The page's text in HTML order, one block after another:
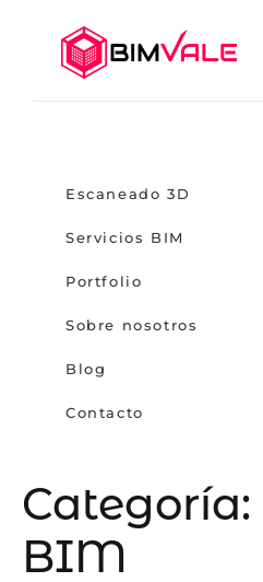
Escaneado 3D
Servicios BIM
Portfolio
Sobre nosotros
Blog
Contacto
Categoría:
BIM